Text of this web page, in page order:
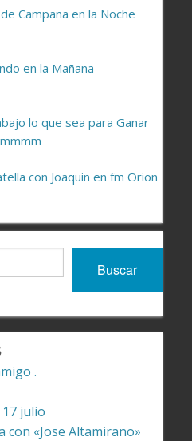
Campana en la Noche
en la Mañana
lo que sea para Ganar
con Joaquin en fm Orion
Buscar
.
julio
con «Jose Altamirano»